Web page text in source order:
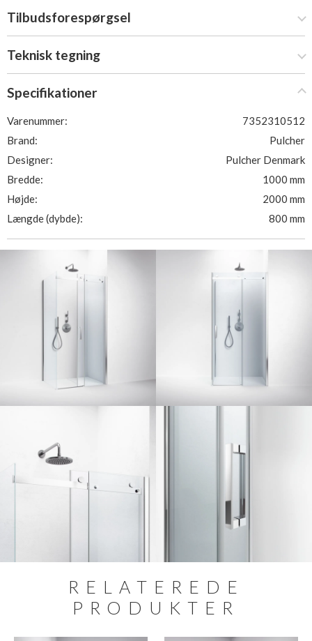
Tilbudsforespørgsel
Teknisk tegning
Specifikationer
Varenummer:
7352310512
Brand:
Pulcher
Designer:
Pulcher Denmark
Bredde:
1000 mm
Højde:
2000 mm
Længde (dybde):
800 mm
RELATEREDE
PRODUKTER